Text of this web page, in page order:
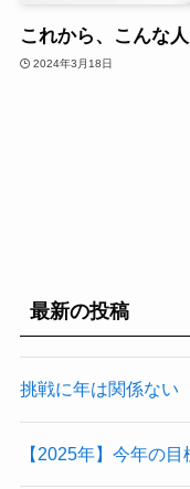
これから、こんな
2024年3月18日
最新の投稿
挑戦に年は関係ない
【2025年】今年の目